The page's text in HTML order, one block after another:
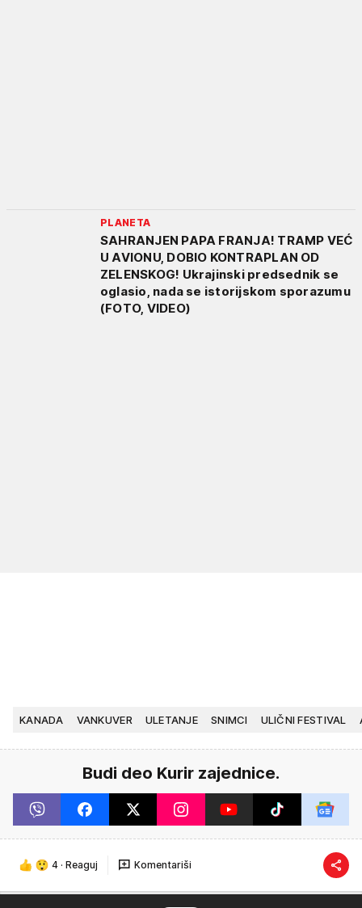
PLANETA
SAHRANJEN PAPA FRANJA! TRAMP VEĆ
U AVIONU, DOBIO KONTRAPLAN OD
ZELENSKOG! Ukrajinski predsednik se
oglasio, nada se istorijskom sporazumu
(FOTO, VIDEO)
KANADA VANKUVER ULETANJE SNIMCI ULIČNI FESTIVAL
Budi deo Kurir zajednice.
4 · Reaguj Komentariši